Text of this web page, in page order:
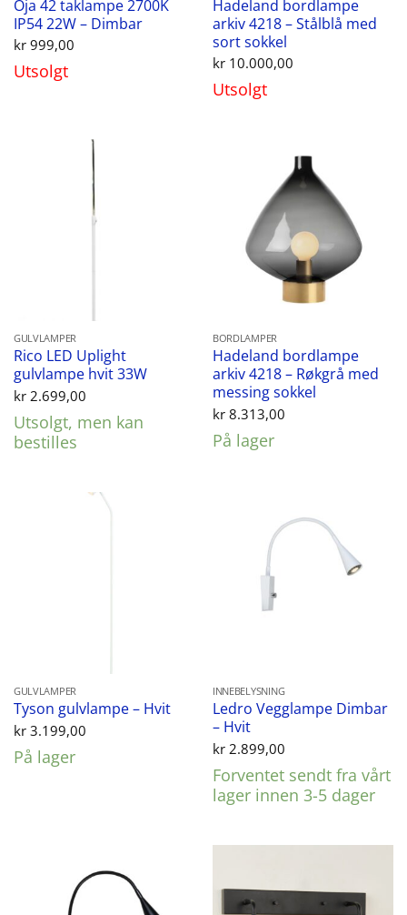
Oja 42 taklampe 2700K
IP54 22W – Dimbar
kr999,00
Utsolgt
Hadeland bordlampe
arkiv 4218 – Stålblå med
sort sokkel
kr10.000,00
Utsolgt
GULVLAMPER
Rico LED Uplight
gulvlampe hvit 33W
kr2.699,00
Utsolgt, men kan
bestilles
BORDLAMPER
Hadeland bordlampe
arkiv 4218 – Røkgrå med
messing sokkel
kr8.313,00
På lager
GULVLAMPER
Tyson gulvlampe – Hvit
kr3.199,00
På lager
INNEBELYSNING
Ledro Vegglampe Dimbar
– Hvit
kr2.899,00
Forventet sendt fra vårt
lager innen 3-5 dager